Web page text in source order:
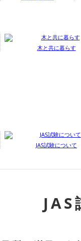
木と共に暮らす
JAS試験について
JAS